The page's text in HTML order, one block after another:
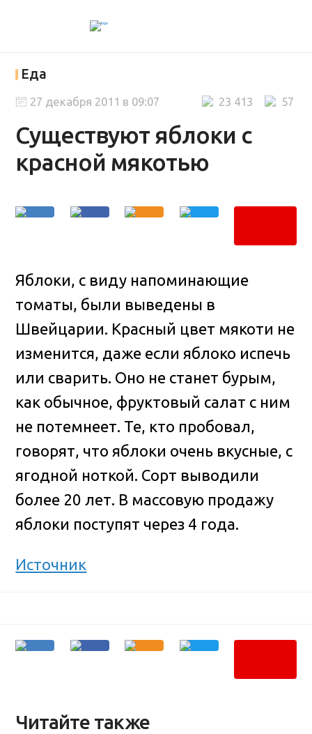
Еда
Существуют яблоки с
красной мякотью
57
23 413
27 декабря 2011 в 09:07
Яблоки, с виду напоминающие
томаты, были выведены в
Швейцарии. Красный цвет мякоти не
изменится, даже если яблоко испечь
или сварить. Оно не станет бурым,
как обычное, фруктовый салат с ним
не потемнеет. Те, кто пробовал,
говорят, что яблоки очень вкусные, с
ягодной ноткой. Сорт выводили
более 20 лет. В массовую продажу
яблоки поступят через 4 года.
Источник
Читайте также